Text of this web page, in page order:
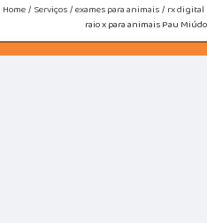
Home Serviços exames para animais rx digital
raio x para animais Pau Miúdo